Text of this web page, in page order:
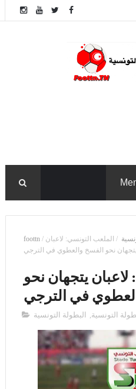
foottn / / الملعب التونسي: لاعبان
يتجهان نحو الفسخ والعطوي في الترجي
يتجهان نحو
في الترجي
التونسية, البطولة ‏التونسية ‏